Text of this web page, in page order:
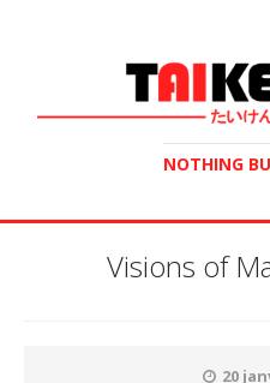
NOTHING
Visions of
20